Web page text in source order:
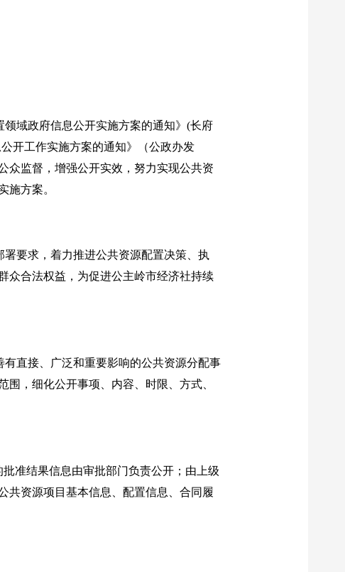
域政府信息公开实施方案的通知》(长府
开工作实施方案的通知》（公政办发
众监督，增强公开实效，努力实现公共资
施方案。
要求，着力推进公共资源配置决策、执
众合法权益，为促进公主岭市经济社持续
直接、广泛和重要影响的公共资源分配事
，细化公开事项、内容、时限、方式、
准结果信息由审批部门负责公开；由上级
共资源项目基本信息、配置信息、合同履